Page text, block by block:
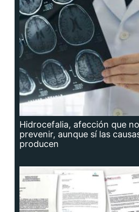
Hidrocefalia, afección que
prevenir, aunque sí las
producen